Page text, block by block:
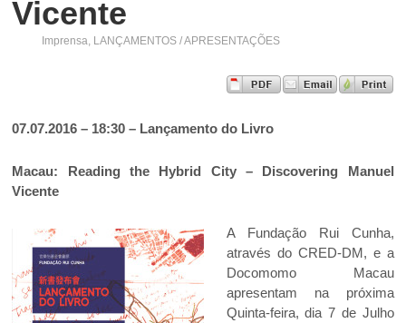
Vicente
Imprensa, LANÇAMENTOS / APRESENTAÇÕES
07.07.2016 – 18:30 – Lançamento do Livro
Macau: Reading the Hybrid City – Discovering Manuel
Vicente
A Fundação Rui Cunha,
através do CRED-DM, e a
Docomomo Macau
apresentam na próxima
Quinta-feira, dia 7 de Julho